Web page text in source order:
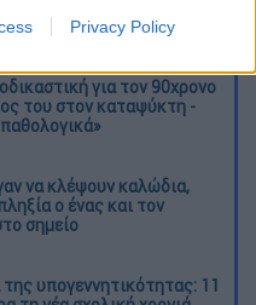
Privacy Policy
για τον 90χρονο
του στον καταψύκτη -
να κλέψουν καλώδια,
ο ένας και τον
σημείο
υπογεννητικότητας: 11